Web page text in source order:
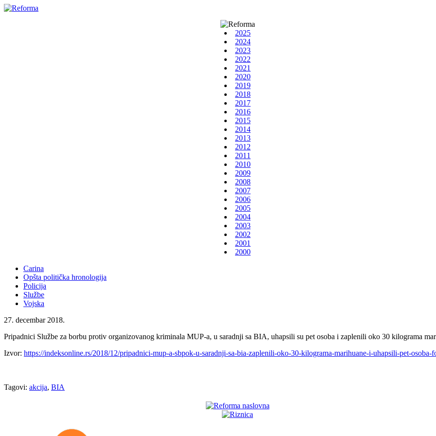
2025
2024
2023
2022
2021
2020
2019
2018
2017
2016
2015
2014
2013
2012
2011
2010
2009
2008
2007
2006
2005
2004
2003
2002
2001
2000
Carina
Opšta politička hronologija
Policija
Službe
Vojska
27. decembar 2018.
Pripadnici Službe za borbu protiv organizovanog kriminala MUP-a, u saradnji sa BIA, uhapsili su pet osoba i zaplenili oko 30 kilograma
Izvor: https://indeksonline.rs/2018/12/pripadnici-mup-a-sbpok-u-saradnji-sa-bia-zaplenili-oko-30-kilograma-marihuane-i-uhapsili-pet-osoba-
Tagovi: akcija, BIA